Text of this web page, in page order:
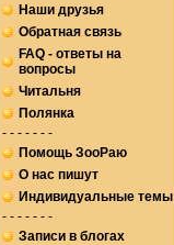
Наши друзья
Обратная связь
FAQ - ответы на
вопросы
Читальня
Полянка
- - - - - - -
Помощь ЗооРаю
О нас пишут
Индивидуальные темы
- - - - - - -
Записи в блогах